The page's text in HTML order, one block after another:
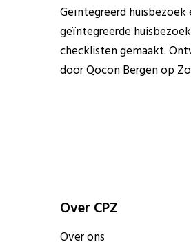
Geïntegreerd
geïntegreerde
checklisten gemaakt.
door Qocon Bergen op
Over CPZ
Over ons